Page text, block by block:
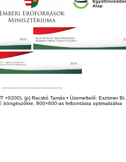
+0200), (p) Racskó Tamás • Üzemeltető: Esztimer Bt.
böngészőkre, 800×600-as felbontásra optimalizálva